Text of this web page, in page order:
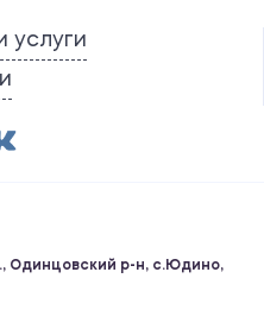
услуги
Одинцовский р-н, с.Юдино,